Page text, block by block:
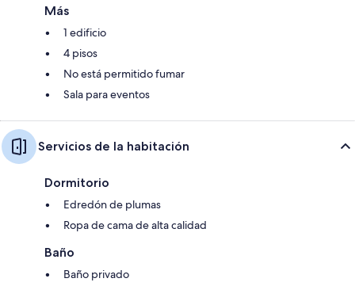
Más
1 edificio
4 pisos
No está permitido fumar
Sala para eventos
Servicios de la habitación
Dormitorio
Edredón de plumas
Ropa de cama de alta calidad
Baño
Baño privado